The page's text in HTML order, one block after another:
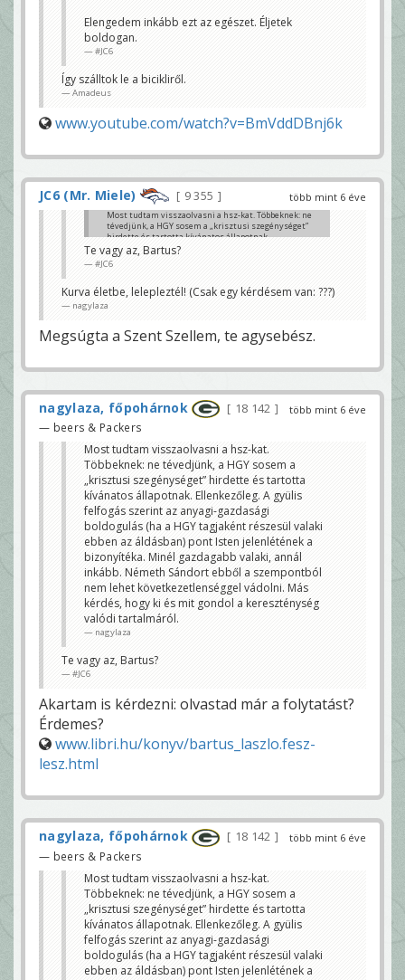
Elengedem inkább ezt az egészet. Éljetek
boldogan.
#JC6
Így szálltok le a bicikliről.
Amadeus
www.youtube.com/watch?v=BmVddDBnj6k
több mint 6 éve
JC6 (Mr. Miele) 9 355
Most tudtam visszaolvasni a hsz-kat. Többeknek: ne
tévedjünk, a HGY sosem a „krisztusi szegénységet”
hirdette és tartotta kívánatos állapotnak.
Ellenkezőleg. A gyülis felfogás szerint az anyagi-
gazdasági boldogulás (ha a HGY tagjaként részesül
valaki ebben az áldásban) pont Isten jelenlétének a
Németh Sándort ebből a szempontból nem lehet
következetlenséggel vádolni. Más kérdés, hogy ki és
Te vagy az, Bartus?
#JC6
Kurva életbe, lelepleztél! (Csak egy kérdésem van: ???)
nagylaza
Megsúgta a Szent Szellem, te agysebész.
több mint 6 éve
nagylaza, főpohárnok 18 142
— beers & Packers
Most tudtam visszaolvasni a hsz-kat.
Többeknek: ne tévedjünk, a HGY sosem a
„krisztusi szegénységet” hirdette és tartotta
kívánatos állapotnak. Ellenkezőleg. A gyülis
felfogás szerint az anyagi-gazdasági
boldogulás (ha a HGY tagjaként részesül valaki
ebben az áldásban) pont Isten jelenlétének a
bizonyítéka. Minél gazdagabb valaki, annál
inkább. Németh Sándort ebből a szempontból
nem lehet következetlenséggel vádolni. Más
kérdés, hogy ki és mit gondol a kereszténység
valódi tartalmáról.
nagylaza
Te vagy az, Bartus?
#JC6
Akartam is kérdezni: olvastad már a folytatást?
Érdemes?
www.libri.hu/konyv/bartus_laszlo.fesz-
lesz.html
több mint 6 éve
nagylaza, főpohárnok 18 142
— beers & Packers
Most tudtam visszaolvasni a hsz-kat.
Többeknek: ne tévedjünk, a HGY sosem a
„krisztusi szegénységet” hirdette és tartotta
kívánatos állapotnak. Ellenkezőleg. A gyülis
felfogás szerint az anyagi-gazdasági
boldogulás (ha a HGY tagjaként részesül valaki
ebben az áldásban) pont Isten jelenlétének a